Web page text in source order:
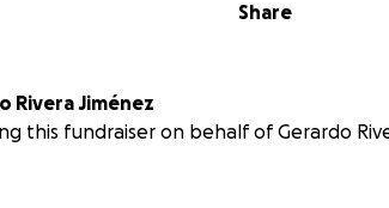
Share
Rivera Jiménez
this fundraiser on behalf of Gerardo